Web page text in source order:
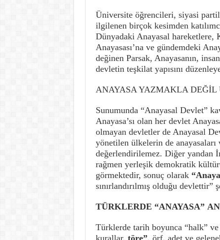
Üniversite öğrencileri, siyasi
ilgilenen birçok kesimden
Dünyadaki Anayasal hareketlere,
Anayasası’na ve gündemdeki
değinen Parsak, Anayasanın,
devletin teşkilat yapısını
ANAYASA YAZMAKLA
Sunumunda “Anayasal Devlet”
Anayasa’sı olan her devlet
olmayan devletler de Anayasal
yönetilen ülkelerin de
değerlendirilemez. Diğer yandan
rağmen yerleşik demokratik
görmektedir, sonuç olarak
sınırlandırılmış olduğu devlettir”
TÜRKLERDE “ANAYASA”
Türklerde tarih boyunca “halk”